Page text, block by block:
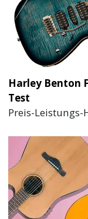
Harley Benton
Test
Preis-